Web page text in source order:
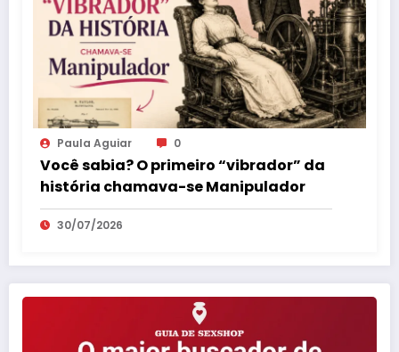
Paula Aguiar 0
Você sabia? O primeiro “vibrador” da
história chamava-se Manipulador
30/07/2026